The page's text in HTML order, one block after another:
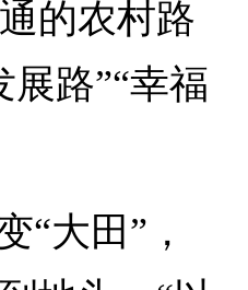
的农村路
路”“幸福
大田”，